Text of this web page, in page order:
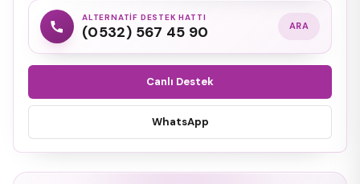
ALTERNATIF DESTEK HATTI
(0532) 567 45 90 ARA
Canlı Destek
WhatsApp